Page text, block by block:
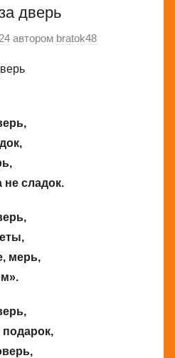
дверь
автором bratok48
не сладок.
мерь,